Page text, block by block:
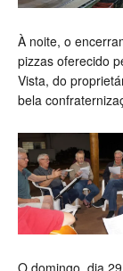
À noite, o
pizzas oferecido
Vista, do
bela